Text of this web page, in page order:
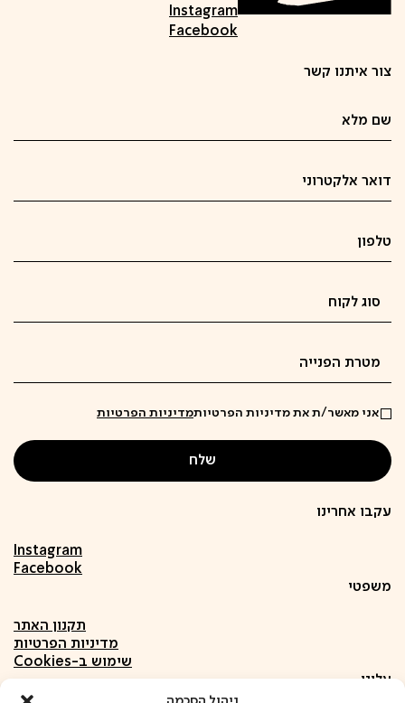
צור איתנו קשר
אני מאשר/ת את מדיניות הפרטיותמדיניות הפרטיות
עקבו אחרינו
Instagram
Facebook
משפטי
תקנון האתר
מדיניות הפרטיות
שימוש ב-Cookies
עלינו
Instagram
Facebook